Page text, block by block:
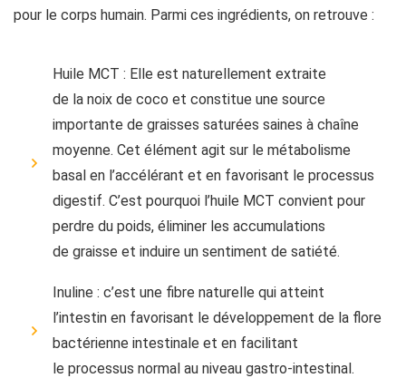
pour le corps humain. Parmi ces ingrédients, on retrouve :
Huile MCT : Elle est naturellement extraite
de la noix de coco et constitue une source
importante de graisses saturées saines à chaîne
moyenne. Cet élément agit sur le métabolisme
basal en l’accélérant et en favorisant le processus
digestif. C’est pourquoi l’huile MCT convient pour
perdre du poids, éliminer les accumulations
de graisse et induire un sentiment de satiété.
Inuline : c’est une fibre naturelle qui atteint
l’intestin en favorisant le développement de la flore
bactérienne intestinale et en facilitant
le processus normal au niveau gastro-intestinal.